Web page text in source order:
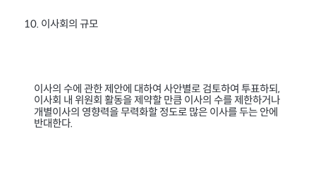
10. 이사회의 규모
이사의 수에 관한 제안에 대하여 사안별로 검토하여 투표하되,
이사회 내 위원회 활동을 제약할 만큼 이사의 수를 제한하거나
개별이사의 영향력을 무력화할 정도로 많은 이사를 두는 안에
반대한다.